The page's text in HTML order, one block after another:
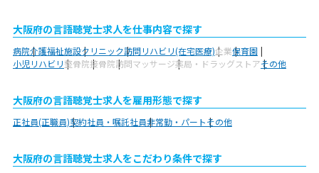
大阪府の言語聴覚士求人を仕事内容で探す
病院介護福祉施設クリニック訪問リハビリ(在宅医療)企業保育園
小児リハビリ整骨院接骨院訪問マッサージ薬局・ドラッグストアその他
大阪府の言語聴覚士求人を雇用形態で探す
正社員(正職員)契約社員・嘱託社員非常勤・パートその他
大阪府の言語聴覚士求人をこだわり条件で探す